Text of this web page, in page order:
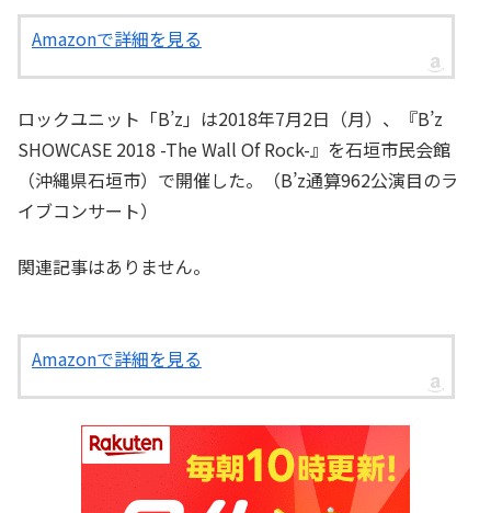
Amazonで詳細を見る
ロックユニット「B’z」は2018年7月2日（月）、『B’z
SHOWCASE 2018 -The Wall Of Rock-』を石垣市民会館
（沖縄県石垣市）で開催した。（B’z通算962公演目のラ
イブコンサート）
関連記事はありません。
Amazonで詳細を見る